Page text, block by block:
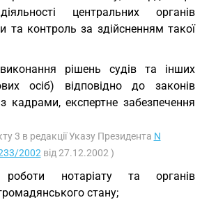
центральних органів
та контроль за здійсненням такої
виконання рішень судів та інших
осіб) відповідно до законів
кадрами, експертне забезпечення
3 в редакції Указу Президента N
2002 від 27.12.2002 )
роботи нотаріату та органів
стану;